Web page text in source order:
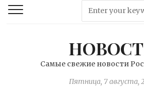
Самые свежие новости
Пятница, 7 августа,